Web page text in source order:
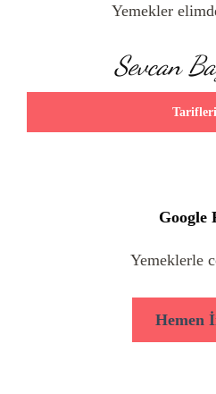
Yemekler
Sevcan
Google
Yemeklerle
Hemen